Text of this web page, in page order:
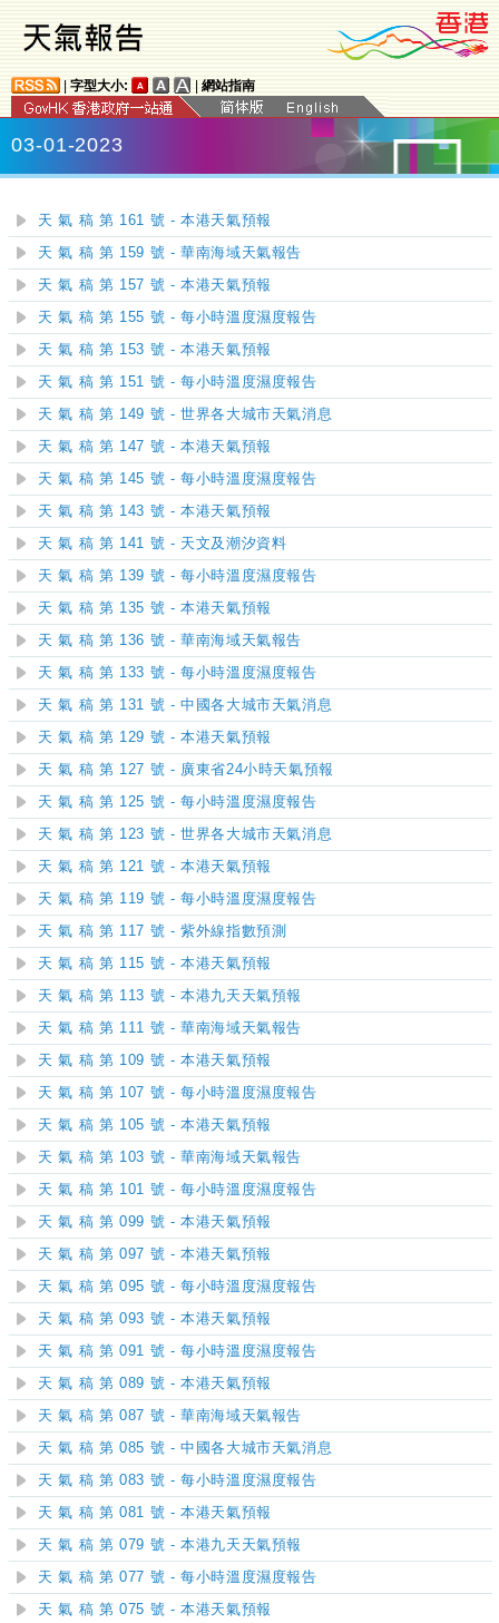
字型大小: 網站指南
03-01-2023
天 氣 稿 第 161 號 - 本港天氣預報
天 氣 稿 第 159 號 - 華南海域天氣報告
天 氣 稿 第 157 號 - 本港天氣預報
天 氣 稿 第 155 號 - 每小時溫度濕度報告
天 氣 稿 第 153 號 - 本港天氣預報
天 氣 稿 第 151 號 - 每小時溫度濕度報告
天 氣 稿 第 149 號 - 世界各大城市天氣消息
天 氣 稿 第 147 號 - 本港天氣預報
天 氣 稿 第 145 號 - 每小時溫度濕度報告
天 氣 稿 第 143 號 - 本港天氣預報
天 氣 稿 第 141 號 - 天文及潮汐資料
天 氣 稿 第 139 號 - 每小時溫度濕度報告
天 氣 稿 第 135 號 - 本港天氣預報
天 氣 稿 第 136 號 - 華南海域天氣報告
天 氣 稿 第 133 號 - 每小時溫度濕度報告
天 氣 稿 第 131 號 - 中國各大城市天氣消息
天 氣 稿 第 129 號 - 本港天氣預報
天 氣 稿 第 127 號 - 廣東省24小時天氣預報
天 氣 稿 第 125 號 - 每小時溫度濕度報告
天 氣 稿 第 123 號 - 世界各大城市天氣消息
天 氣 稿 第 121 號 - 本港天氣預報
天 氣 稿 第 119 號 - 每小時溫度濕度報告
天 氣 稿 第 117 號 - 紫外線指數預測
天 氣 稿 第 115 號 - 本港天氣預報
天 氣 稿 第 113 號 - 本港九天天氣預報
天 氣 稿 第 111 號 - 華南海域天氣報告
天 氣 稿 第 109 號 - 本港天氣預報
天 氣 稿 第 107 號 - 每小時溫度濕度報告
天 氣 稿 第 105 號 - 本港天氣預報
天 氣 稿 第 103 號 - 華南海域天氣報告
天 氣 稿 第 101 號 - 每小時溫度濕度報告
天 氣 稿 第 099 號 - 本港天氣預報
天 氣 稿 第 097 號 - 本港天氣預報
天 氣 稿 第 095 號 - 每小時溫度濕度報告
天 氣 稿 第 093 號 - 本港天氣預報
天 氣 稿 第 091 號 - 每小時溫度濕度報告
天 氣 稿 第 089 號 - 本港天氣預報
天 氣 稿 第 087 號 - 華南海域天氣報告
天 氣 稿 第 085 號 - 中國各大城市天氣消息
天 氣 稿 第 083 號 - 每小時溫度濕度報告
天 氣 稿 第 081 號 - 本港天氣預報
天 氣 稿 第 079 號 - 本港九天天氣預報
天 氣 稿 第 077 號 - 每小時溫度濕度報告
天 氣 稿 第 075 號 - 本港天氣預報